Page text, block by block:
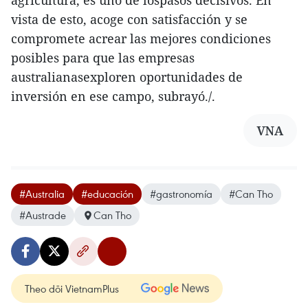
vista de esto, acoge con satisfacción y se
compromete acrear las mejores condiciones
posibles para que las empresas
australianasexploren oportunidades de
inversión en ese campo, subrayó./.
VNA
#Australia #educación #gastronomía
#Can Tho
#Austrade
Can Tho
Theo dõi VietnamPlus